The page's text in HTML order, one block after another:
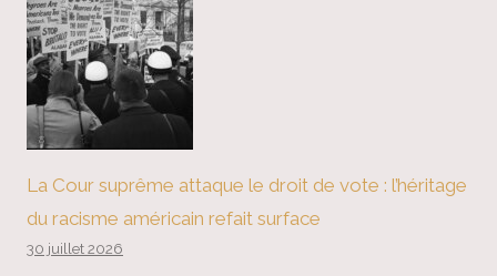
La Cour suprême attaque le droit de vote : l’héritage
du racisme américain refait surface
30 juillet 2026